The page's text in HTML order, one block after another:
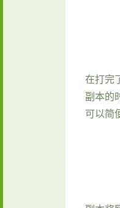
在打完
副本的
可以简